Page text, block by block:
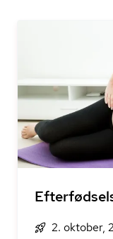
2. oktober,